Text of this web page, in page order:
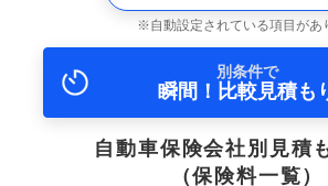
自動設定されている項目があ
別条件で
瞬間！比較見積も
自動車保険会社別見積
（保険料一覧）